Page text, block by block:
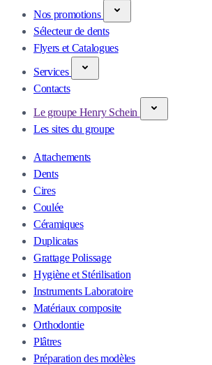
Nos promotions
Sélecteur de dents
Flyers et Catalogues
Services
Contacts
Le groupe Henry Schein
Les sites du groupe
Attachements
Dents
Cires
Coulée
Céramiques
Duplicatas
Grattage Polissage
Hygiène et Stérilisation
Instruments Laboratoire
Matériaux composite
Orthodontie
Plâtres
Préparation des modèles